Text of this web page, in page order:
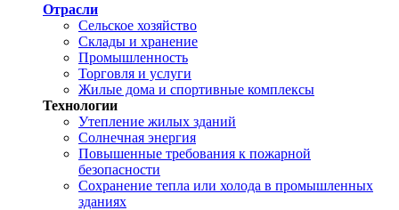
Отрасли
Сельское хозяйство
Склады и хранение
Промышленность
Торговля и услуги
Жилые дома и спортивные комплексы
Технологии
Утепление жилых зданий
Солнечная энергия
Повышенные требования к пожарной
безопасности
Сохранение тепла или холода в промышленных
зданиях